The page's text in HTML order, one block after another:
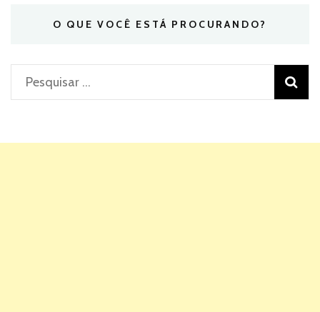
O QUE VOCÊ ESTÁ PROCURANDO?
Pesquisar
por: